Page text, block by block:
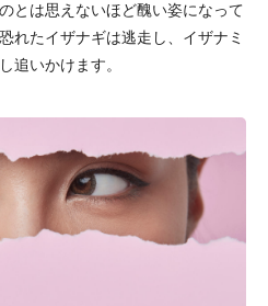
とは思えないほど醜い姿になって
れたイザナギは逃走し、イザナミ
追いかけます。